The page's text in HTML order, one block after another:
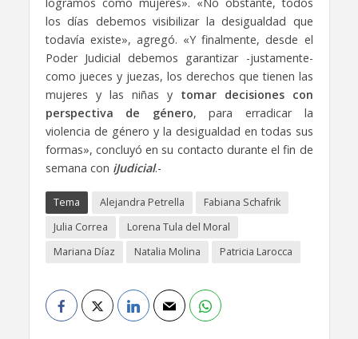
logramos como mujeres». «No obstante, todos
los días debemos visibilizar la desigualdad que
todavía existe», agregó. «Y finalmente, desde el
Poder Judicial debemos garantizar -justamente-
como jueces y juezas, los derechos que tienen las
mujeres y las niñas y tomar decisiones con
perspectiva de género, para erradicar la
violencia de género y la desigualdad en todas sus
formas», concluyó en su contacto durante el fin de
semana con iJudicial.-
Tema Alejandra Petrella
Fabiana Schafrik
Julia Correa
Lorena Tula del Moral
Mariana Díaz
Natalia Molina Patricia Larocca